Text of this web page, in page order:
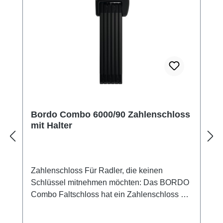
Bordo Combo 6000/90 Zahlenschloss
mit Halter
Zahlenschloss Für Radler, die keinen
Schlüssel mitnehmen möchten: Das BORDO
Combo Faltschloss hat ein Zahlenschloss mit